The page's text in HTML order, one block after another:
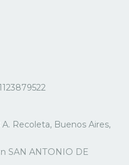
Recoleta, Buenos Aires,